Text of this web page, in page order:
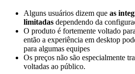
Alguns usuários dizem que as
limitadas dependendo da
O produto é fortemente voltado
então a experiência em desktop
para algumas equipes
Os preços não são especialmente
voltadas ao público.